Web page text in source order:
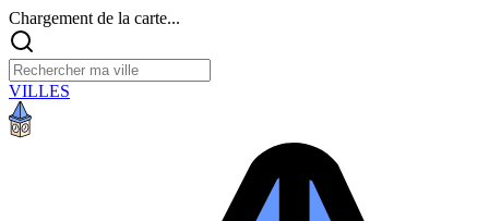
Chargement de la carte...
VILLES